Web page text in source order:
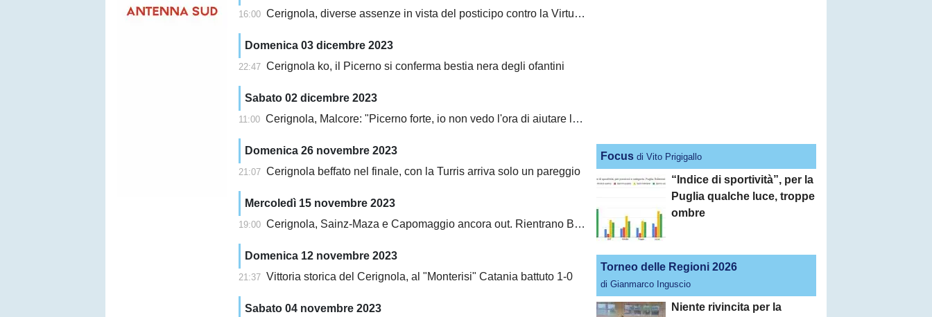
16:00 Cerignola, diverse assenze in vista del posticipo contro la Virtus Francavilla
Domenica 03 dicembre 2023
22:47 Cerignola ko, il Picerno si conferma bestia nera degli ofantini
Sabato 02 dicembre 2023
11:00 Cerignola, Malcore: "Picerno forte, io non vedo l'ora di aiutare la squadra"
Domenica 26 novembre 2023
21:07 Cerignola beffato nel finale, con la Turris arriva solo un pareggio
Mercoledì 15 novembre 2023
19:00 Cerignola, Sainz-Maza e Capomaggio ancora out. Rientrano Bezzon e Leonetti
Domenica 12 novembre 2023
21:37 Vittoria storica del Cerignola, al "Monterisi" Catania battuto 1-0
Sabato 04 novembre 2023
Focus di Vito Prigigallo
“Indice di sportività”, per la
Puglia qualche luce, troppe
ombre
Torneo delle Regioni 2026
di Gianmarco Inguscio
Niente rivincita per la